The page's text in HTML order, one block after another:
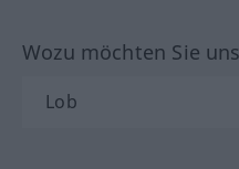
Wozu möchten Sie